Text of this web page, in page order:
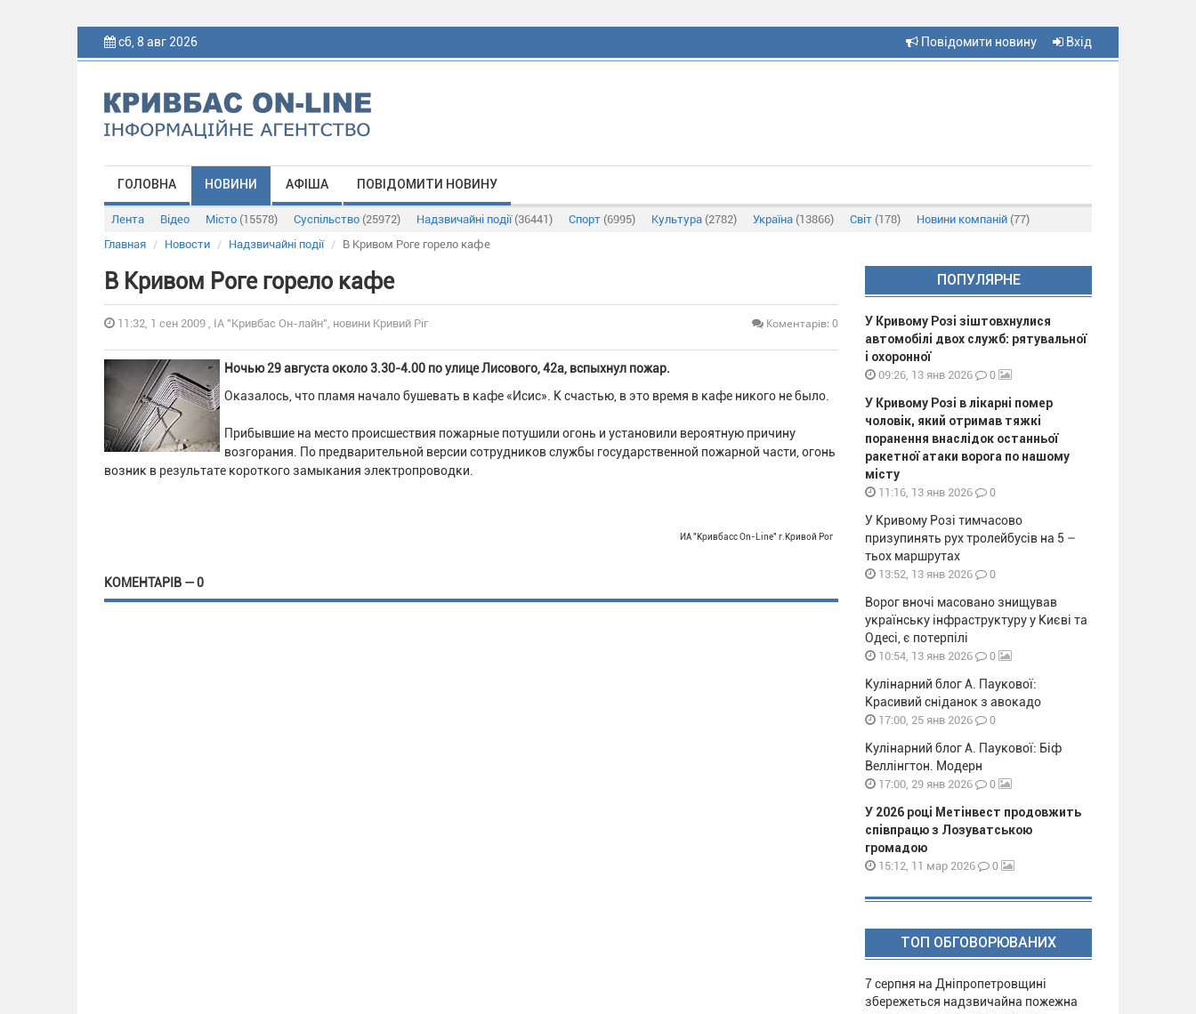
сб, 8 авг 2026 Повідомити новину Вхід
ГОЛОВНА НОВИНИ АФІША ПОВІДОМИТИ НОВИНУ
Лента Відео Місто (15578) Суспільство (25972) Надзвичайні події (36441) Спорт (6995) Культура (2782) Україна (13866) Світ (178) Новини компаній (77)
Главная
Новости Надзвичайні події В Кривом Роге горело кафе
В Кривом Роге горело кафе
11:32, 1 сен 2009 , ІА "Кривбас Он-лайн", новини Кривий Ріг Коментарів: 0
Ночью 29 августа около 3.30-4.00 по улице Лисового, 42а, вспыхнул пожар.
Оказалось, что пламя начало бушевать в кафе «Исис». К счастью, в это время в кафе никого не было.
Прибывшие на место происшествия пожарные потушили огонь и установили вероятную причину
возгорания. По предварительной версии сотрудников службы государственной пожарной части, огонь
возник в результате короткого замыкания электропроводки.
ИА "Кривбасс On-Line" г.Кривой Рог
КОМЕНТАРІВ — 0
ПОПУЛЯРНЕ
У Кривому Розі зіштовхнулися
автомобілі двох служб: рятувальної
і охоронної
09:26, 13 янв 2026 0
У Кривому Розі в лікарні помер
чоловік, який отримав тяжкі
поранення внаслідок останньої
ракетної атаки ворога по нашому
місту
11:16, 13 янв 2026 0
У Кривому Розі тимчасово
призупинять рух тролейбусів на 5 –
тьох маршрутах
13:52, 13 янв 2026 0
Ворог вночі масовано знищував
українську інфраструктуру у Києві та
Одесі, є потерпілі
10:54, 13 янв 2026 0
Кулінарний блог А. Паукової:
Красивий сніданок з авокадо
17:00, 25 янв 2026 0
Кулінарний блог А. Паукової: Біф
Веллінгтон. Модерн
17:00, 29 янв 2026 0
У 2026 році Метінвест продовжить
співпрацю з Лозуватською
громадою
15:12, 11 мар 2026 0
ТОП ОБГОВОРЮВАНИХ
7 серпня на Дніпропетровщині
збережеться надзвичайна пожежна